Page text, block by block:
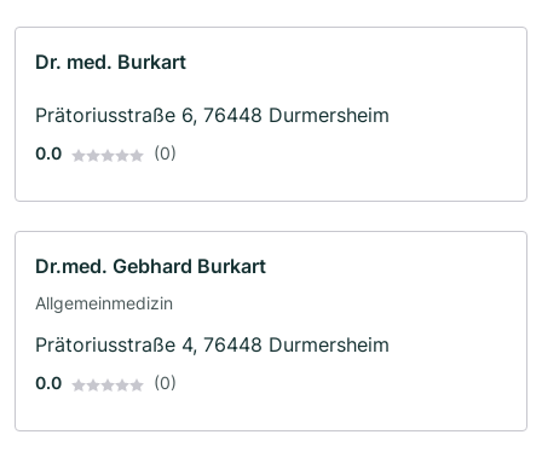
Dr. med. Burkart
Prätoriusstraße 6, 76448 Durmersheim
0.0 (0)
Dr.med. Gebhard Burkart
Allgemeinmedizin
Prätoriusstraße 4, 76448 Durmersheim
0.0 (0)